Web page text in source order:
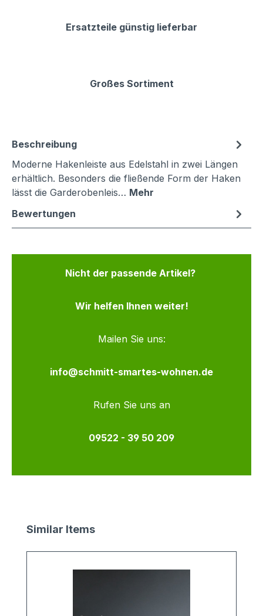
Ersatzteile günstig lieferbar
Großes Sortiment
Beschreibung
Moderne Hakenleiste aus Edelstahl in zwei Längen
erhältlich. Besonders die fließende Form der Haken
lässt die Garderobenleis… Mehr
Bewertungen
Nicht der passende Artikel?
Wir helfen Ihnen weiter!
Mailen Sie uns:
info@schmitt-smartes-wohnen.de
Rufen Sie uns an
09522 - 39 50 209
Produktgalerie überspringen
Similar Items